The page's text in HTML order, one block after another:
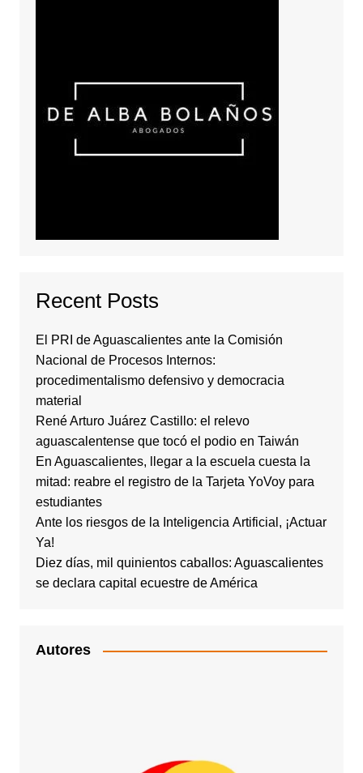
Recent Posts
El PRI de Aguascalientes ante la Comisión
Nacional de Procesos Internos:
procedimentalismo defensivo y democracia
material
René Arturo Juárez Castillo: el relevo
aguascalentense que tocó el podio en Taiwán
En Aguascalientes, llegar a la escuela cuesta la
mitad: reabre el registro de la Tarjeta YoVoy para
estudiantes
Ante los riesgos de la Inteligencia Artificial, ¡Actuar
Ya!
Diez días, mil quinientos caballos: Aguascalientes
se declara capital ecuestre de América
Autores